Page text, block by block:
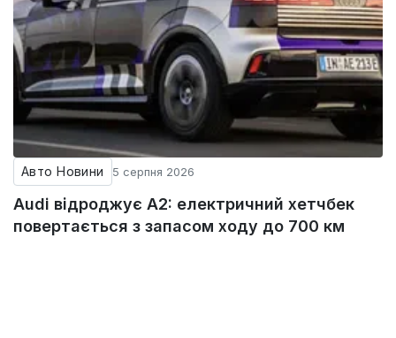
Авто Новини 5 серпня 2026
Audi відроджує A2: електричний хетчбек
повертається з запасом ходу до 700 км